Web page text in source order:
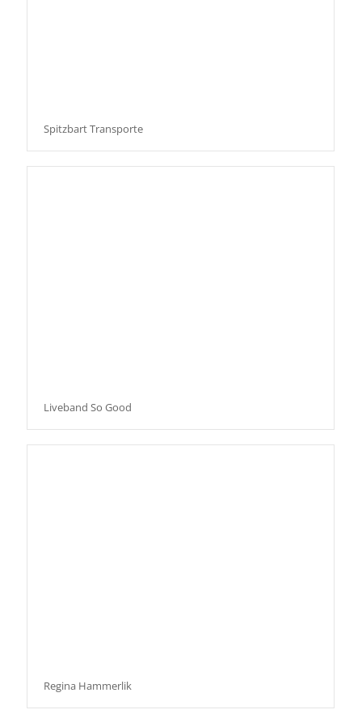
Spitzbart Transporte
Liveband So Good
Regina Hammerlik